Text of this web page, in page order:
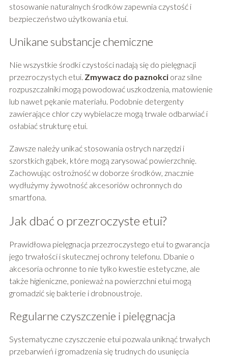
stosowanie naturalnych środków zapewnia czystość i
bezpieczeństwo użytkowania etui.
Unikane substancje chemiczne
Nie wszystkie środki czystości nadają się do pielęgnacji
przezroczystych etui. Zmywacz do paznokcioraz silne
rozpuszczalniki mogą powodować uszkodzenia, matowienie
lub nawet pękanie materiału. Podobnie detergenty
zawierające chlor czy wybielacze mogą trwale odbarwiać i
osłabiać strukturę etui.
Zawsze należy unikać stosowania ostrych narzędzi i
szorstkich gąbek, które mogą zarysować powierzchnię.
Zachowując ostrożność w doborze środków, znacznie
wydłużymy żywotność akcesoriów ochronnych do
smartfona.
Jak dbać o przezroczyste etui?
Prawidłowa pielęgnacja przezroczystego etui to gwarancja
jego trwałości i skutecznej ochrony telefonu. Dbanie o
akcesoria ochronne to nie tylko kwestie estetyczne, ale
także higieniczne, ponieważ na powierzchni etui mogą
gromadzić się bakterie i drobnoustroje.
Regularne czyszczenie i pielęgnacja
Systematyczne czyszczenie etui pozwala uniknąć trwałych
przebarwień i gromadzenia się trudnych do usunięcia